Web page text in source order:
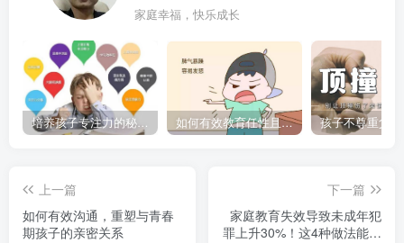
家庭幸福，快乐成长
培养孩子专注力的秘密：让他们在学习和生活中如鱼得水的技巧 如何有效教育任性且脾气暴躁的孩子，父母必看的实用指南
上一篇
如何有效沟通，重塑与青春
期孩子的亲密关系
下一篇
家庭教育失效导致未成年犯
罪上升30%！这4种做法能帮